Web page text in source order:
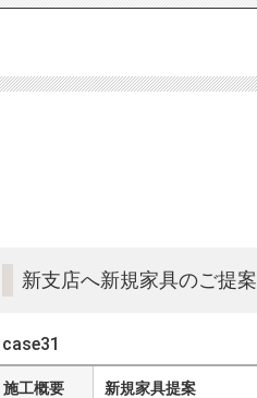
新支店へ新規家具のご提案
case31
施工概要 新規家具提案